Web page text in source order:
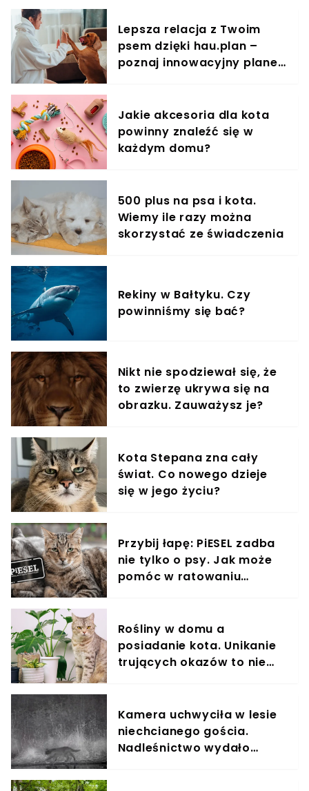
płonie, a straty są ogromne. Szacuje się, że w
wyniku pożarów śmierć poniosło prawie pół
miliarda zwierząt. Obok wstrząsających nagrań
płonących lasów, domów czy martwych zwierząt
nie sposób jest przejść obojętnie. Internet
się kangury. Ich mamy spłonęły w ogniu. Kadry
łamią serce na milion kawałków.
Lepsza relacja z Twoim
psem dzięki hau.plan –
poznaj innowacyjny planer
Jakie akcesoria dla kota
powinny znaleźć się w
każdym domu?
500 plus na psa i kota.
Wiemy ile razy można
skorzystać ze świadczenia
Rekiny w Bałtyku. Czy
powinniśmy się bać?
Nikt nie spodziewał się, że
to zwierzę ukrywa się na
obrazku. Zauważysz je?
Kota Stepana zna cały
świat. Co nowego dzieje
się w jego życiu?
Przybij łapę: PiESEL zadba
nie tylko o psy. Jak może
pomóc w ratowaniu
Rośliny w domu a
posiadanie kota. Unikanie
trujących okazów to nie
Kamera uchwyciła w lesie
niechcianego gościa.
Nadleśnictwo wydało